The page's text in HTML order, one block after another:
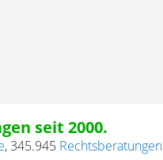
seit 2000.
,345.945 Rechtsberatungen